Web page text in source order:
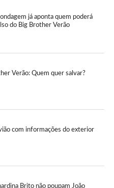
já aponta quem poderá
do Big Brother Verão
Verão: Quem quer salvar?
com informações do exterior
Brito não poupam João